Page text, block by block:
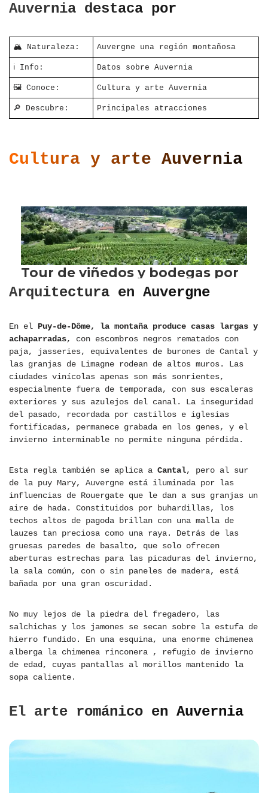
Auvernia destaca por
🏔 Naturaleza: Auvergne una región montañosa
ℹ Info: Datos sobre Auvernia
🖼 Conoce: Cultura y arte Auvernia
🔎 Descubre: Principales atracciones
Cultura y arte Auvernia
Arquitectura en Auvergne
En el Puy-de-Dôme, la montaña produce casas largas y
achaparradas, con escombros negros rematados con
paja, jasseries, equivalentes de burones de Cantal y
las granjas de Limagne rodean de altos muros. Las
ciudades vinícolas apenas son más sonrientes,
especialmente fuera de temporada, con sus escaleras
exteriores y sus azulejos del canal. La inseguridad
del pasado, recordada por castillos e iglesias
fortificadas, permanece grabada en los genes, y el
invierno interminable no permite ninguna pérdida.
Esta regla también se aplica a Cantal, pero al sur
de la puy Mary, Auvergne está iluminada por las
influencias de Rouergate que le dan a sus granjas un
aire de hada. Constituidos por buhardillas, los
techos altos de pagoda brillan con una malla de
lauzes tan preciosa como una raya. Detrás de las
gruesas paredes de basalto, que solo ofrecen
aberturas estrechas para las picaduras del invierno,
la sala común, con o sin paneles de madera, está
bañada por una gran oscuridad.
No muy lejos de la piedra del fregadero, las
salchichas y los jamones se secan sobre la estufa de
hierro fundido. En una esquina, una enorme chimenea
alberga la chimenea rinconera , refugio de invierno
de edad, cuyas pantallas al morillos mantenido la
sopa caliente.
El arte románico en Auvernia